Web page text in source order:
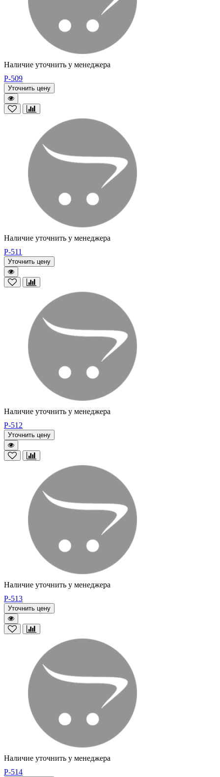
Наличие уточнить у менеджера
P-509
Уточнить цену
Наличие уточнить у менеджера
P-511
Уточнить цену
Наличие уточнить у менеджера
P-512
Уточнить цену
Наличие уточнить у менеджера
P-513
Уточнить цену
Наличие уточнить у менеджера
P-514